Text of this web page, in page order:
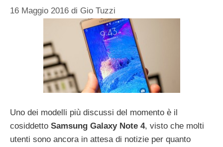
16 Maggio 2016 di Gio Tuzzi
Uno dei modelli più discussi del momento è il
cosiddetto Samsung Galaxy Note 4, visto che molti
utenti sono ancora in attesa di notizie per quanto